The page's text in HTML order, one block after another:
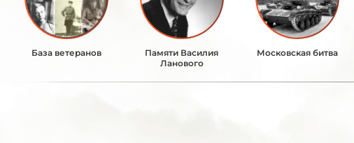
База ветеранов
Памяти Василия
Ланового
Московская битва